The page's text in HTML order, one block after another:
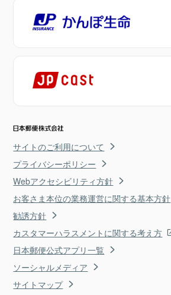
サイトのご利用について
プライバシーポリシー
Webアクセシビリティ方針
お客さま本位の業務運営に関する基本方針
勧誘方針
カスタマーハラスメントに関する考え方
日本郵便公式アプリ一覧
ソーシャルメディア
サイトマップ